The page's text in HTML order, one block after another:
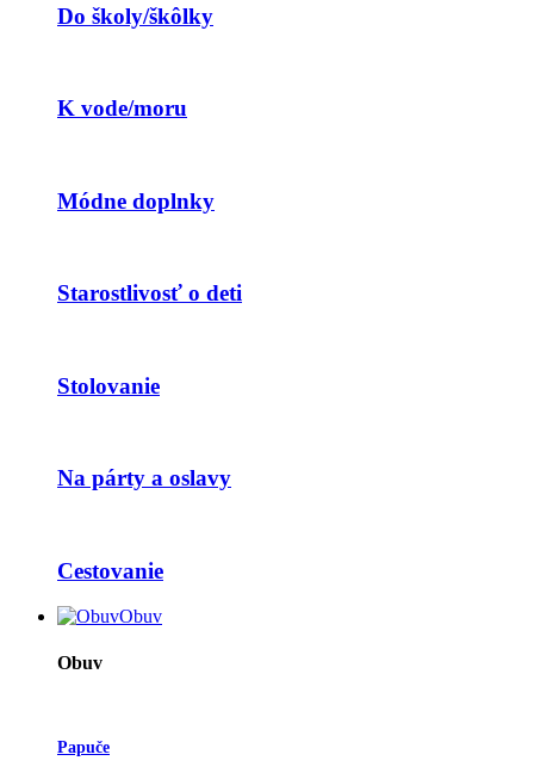
Do školy/škôlky
K vode/moru
Módne doplnky
Starostlivosť o deti
Stolovanie
Na párty a oslavy
Cestovanie
Obuv
Obuv
Papuče